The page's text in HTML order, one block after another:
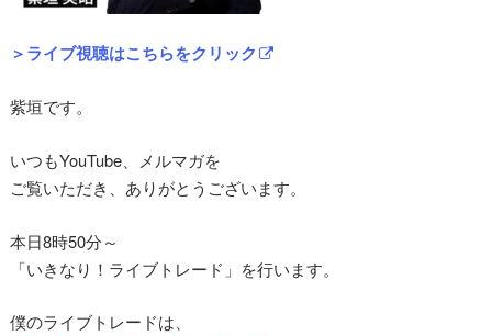
＞ライブ視聴はこちらをクリック
紫垣です。
いつもYouTube、メルマガを
ご覧いただき、ありがとうございます。
本日8時50分～
「いきなり！ライブトレード」を行います。
僕のライブトレードは、